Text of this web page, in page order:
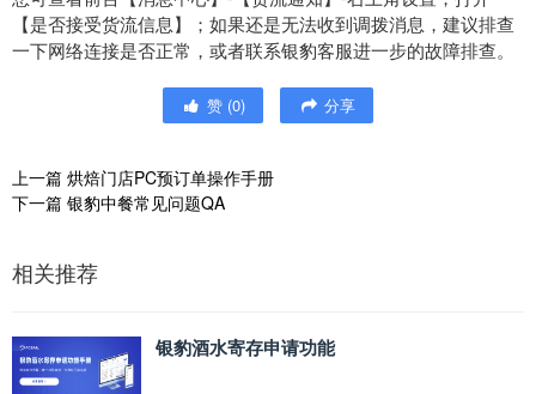
【是否接受货流信息】；如果还是无法收到调拨消息，建议排查
一下网络连接是否正常，或者联系银豹客服进一步的故障排查。
赞 (0) 分享
上一篇 烘焙门店PC预订单操作手册
下一篇 银豹中餐常见问题QA
相关推荐
银豹酒水寄存申请功能